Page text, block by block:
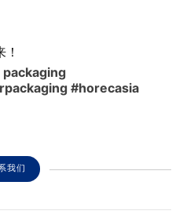
#horecasia
我们